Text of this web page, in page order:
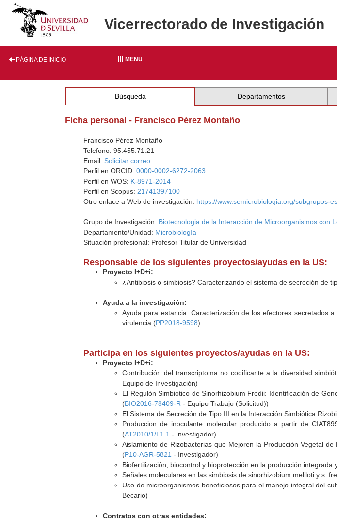
Vicerrectorado de Investigación
PÁGINA DE INICIO MENU
Búsqueda Departamentos
Ficha personal - Francisco Pérez Montaño
Francisco Pérez Montaño
Telefono: 95.455.71.21
Email: Solicitar correo
Perfil en ORCID:0000-0002-6272-2063
Perfil en WOS: K-8971-2014
Perfil en Scopus: 21741397100
Otro enlace a Web de investigación: https://www.semicrobiologia.org/subgrupos-
Grupo de Investigación: Biotecnologia de la Interacción de Microorganismos con
Departamento/Unidad: Microbiología
Situación profesional: Profesor Titular de Universidad
Responsable de los siguientes proyectos/ayudas en la US:
Proyecto I+D+i:
¿Antibiosis o simbiosis? Caracterizando el sistema de secreción de
Ayuda a la investigación:
Ayuda para estancia: Caracterización de los efectores secretados
virulencia (PP2018-9598)
Participa en los siguientes proyectos/ayudas en la US:
Proyecto I+D+i:
Contribución del transcriptoma no codificante a la diversidad
Equipo de Investigación)
El Regulón Simbiótico de Sinorhizobium Fredii: Identificación de
(BIO2016-78409-R - Equipo Trabajo (Solicitud))
El Sistema de Secreción de Tipo III en la Interacción Simbiótica
Produccion de inoculante molecular producido a partir de
(AT2010/1/L1.1 - Investigador)
Aislamiento de Rizobacterias que Mejoren la Producción Vegetal
(P10-AGR-5821 - Investigador)
Biofertilización, biocontrol y bioprotección en la producción integrada
Señales moleculares en las simbiosis de sinorhizobium meliloti y s.
Uso de microorganismos beneficiosos para el manejo integral del
Becario)
Contratos con otras entidades: